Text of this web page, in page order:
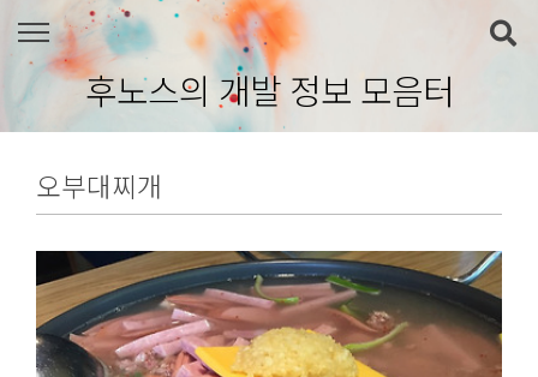
본문 바로가기
후노스의 개발 정보 모음터
오부대찌개